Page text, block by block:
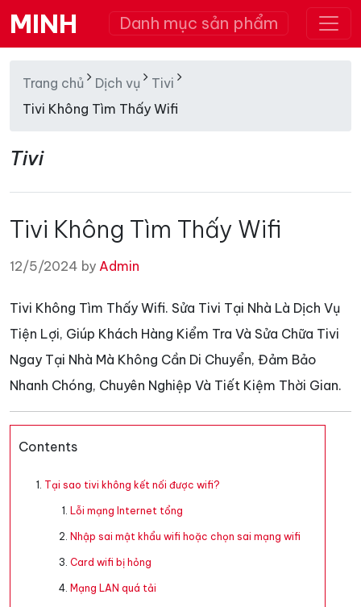
MINH Danh mục sản phẩm
Trang chủ Dịch vụ
Tivi
Tivi Không Tìm Thấy Wifi
Tivi
Tivi Không Tìm Thấy Wifi
12/5/2024 by Admin
Tivi Không Tìm Thấy Wifi. Sửa Tivi Tại Nhà Là Dịch Vụ
Tiện Lợi, Giúp Khách Hàng Kiểm Tra Và Sửa Chữa Tivi
Ngay Tại Nhà Mà Không Cần Di Chuyển, Đảm Bảo
Nhanh Chóng, Chuyên Nghiệp Và Tiết Kiệm Thời Gian.
Contents
Tại sao tivi không kết nối được wifi?
Lỗi mạng Internet tổng
Nhập sai mật khẩu wifi hoặc chọn sai mạng wifi
Card wifi bị hỏng
Mạng LAN quá tải